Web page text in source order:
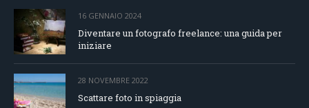
16 GENNAIO 2024
Diventare un fotografo freelance: una guida per
iniziare
28 NOVEMBRE 2022
Scattare foto in spiaggia